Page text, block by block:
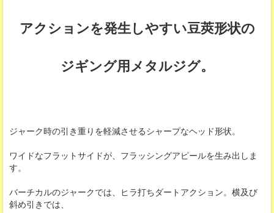
アクションを発生しやすい豆莢形状の
ジギング用メタルジグ。
ジャーク時の引き重りを軽減させるシャープなヘッド形状。
ワイドなフラットサイドが、フラッシングアピールを生み出しま
す。
バーチカルのジャークでは、ヒラ打ちダートアクション。横及び
斜め引きでは、